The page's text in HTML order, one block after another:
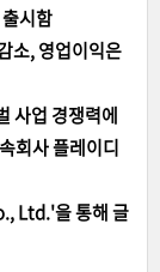
시함
소, 영업이익은
사업 경쟁력에
회사 플레이디
Ltd.'을 통해 글